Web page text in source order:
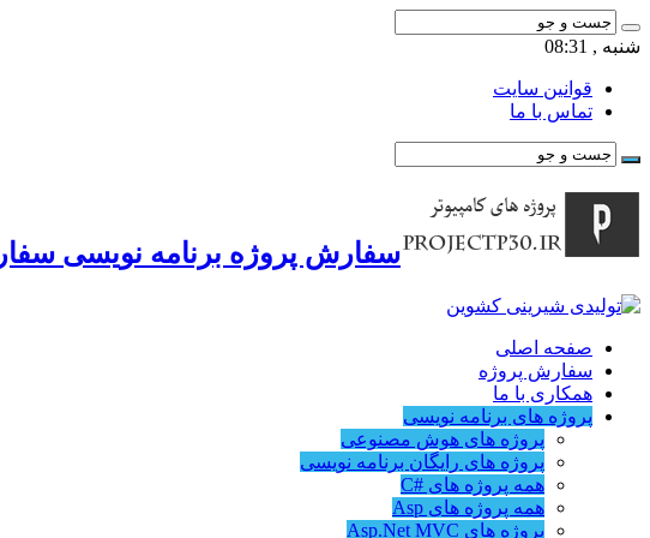
شنبه , 08:31
قوانین سایت
تماس با ما
سفارش پروژه برنامه نویسی
صفحه اصلی
سفارش پروژه
همکاری با ما
پروژه های برنامه نویسی
پروژه های هوش مصنوعی
پروژه های رایگان برنامه نویسی
همه پروژه های #C
همه پروژه های Asp
پروژه های Asp.Net MVC